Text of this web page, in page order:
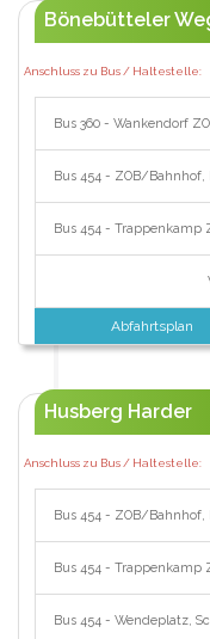
Bönebütteler
Anschluss zu Bus / Haltestelle:
Bus 360 - Wankendorf
Bus 454 - ZOB/
Bus 454 - Trappenkamp
Abfahrtsplan
Husberg Harder
Anschluss zu Bus / Haltestelle:
Bus 454 - ZOB/
Bus 454 - Trappenkamp
Bus 454 - Wendeplatz,